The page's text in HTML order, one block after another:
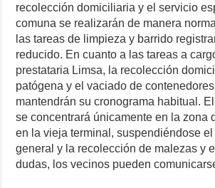
recolección domiciliaria y el servicio
comuna se realizarán de manera
las tareas de limpieza y barrido
reducido. En cuanto a las tareas a
prestataria Limsa, la recolección
patógena y el vaciado de
mantendrán su cronograma habitual.
se concentrará únicamente en la zona
en la vieja terminal, suspendiéndose
general y la recolección de malezas y
dudas, los vecinos pueden